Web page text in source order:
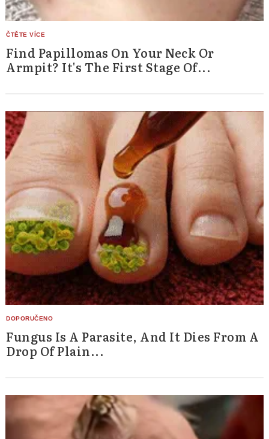
Find Papillomas On Your Neck Or
Armpit? It's The First Stage Of...
Fungus Is A Parasite, And It Dies From A
Drop Of Plain...